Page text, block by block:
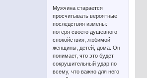
Мужчина старается
просчитывать вероятные
последствия измены:
потеря своего душевного
спокойствия, любимой
женщины, детей, дома. Он
понимает, что это будет
сокрушительный удар по
всему, что важно для него